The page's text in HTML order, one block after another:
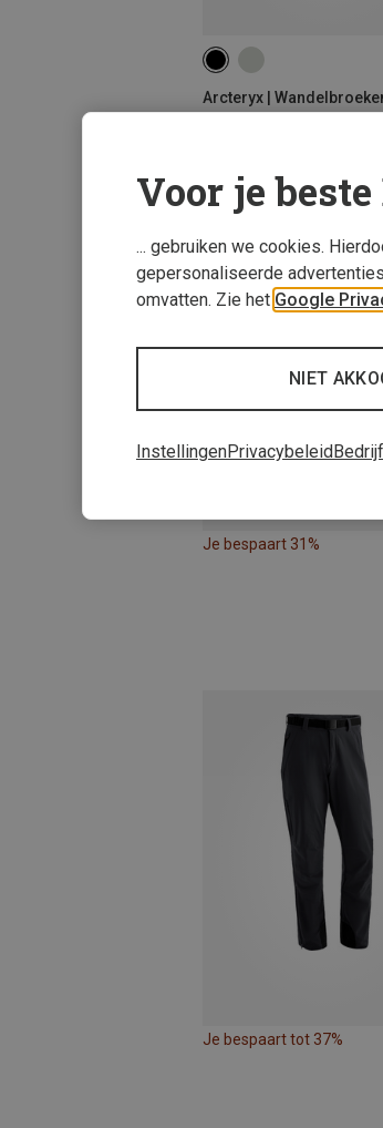
Arcteryx |
S M
Je bespaart 31%
Je bespaart tot 37%
Voor je
... gebruiken we cookies.
gepersonaliseerde
omvatten. Zie het Google
NIET
InstellingenPrivacybeleid